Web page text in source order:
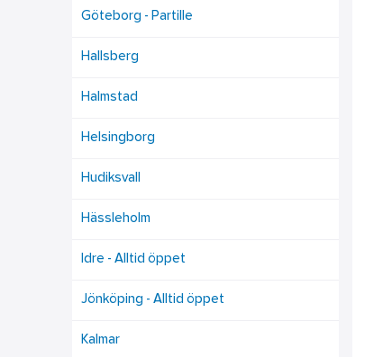
Göteborg - Partille
Hallsberg
Halmstad
Helsingborg
Hudiksvall
Hässleholm
Idre - Alltid öppet
Jönköping - Alltid öppet
Kalmar